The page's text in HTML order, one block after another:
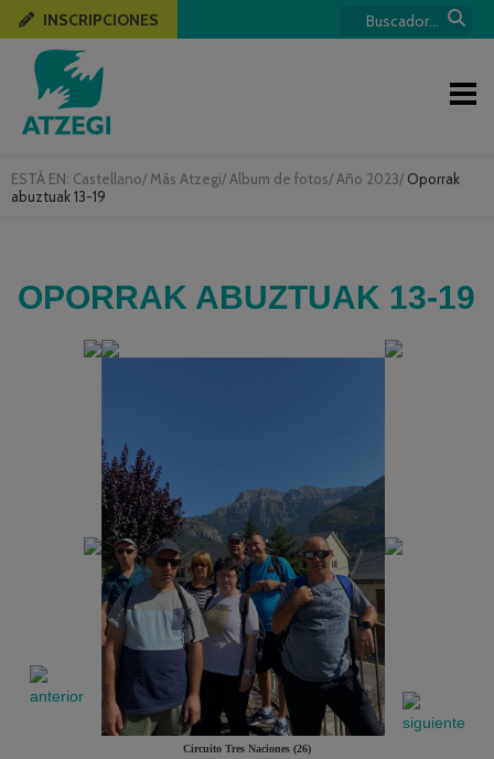
ESTÁ EN: Castellano/ Más Atzegi/ Album de fotos/ Año 2023/ Oporrak
abuztuak 13-19
INSCRIPCIONES
OPORRAK ABUZTUAK 13-19
Circuito Tres Naciones (26)